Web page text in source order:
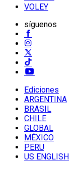
VOLEY
síguenos
Ediciones
ARGENTINA
BRASIL
CHILE
GLOBAL
MÉXICO
PERU
US ENGLISH